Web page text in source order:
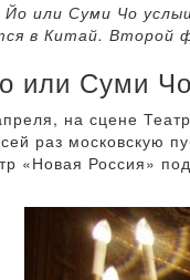
или Суми Чо
в Китай. Второй
или Суми
на сцене
раз московскую
«Новая Россия»